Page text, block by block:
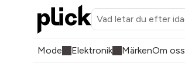
Mode Elektronik MärkenOm oss